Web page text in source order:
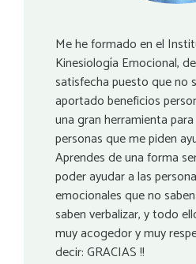
Me he formado en el
Kinesiología Emocional,
satisfecha puesto que no
aportado beneficios
una gran herramienta
personas que me piden
Aprendes de una forma
poder ayudar a las
emocionales que no
saben verbalizar, y todo
muy acogedor y muy
decir: GRACIAS !!